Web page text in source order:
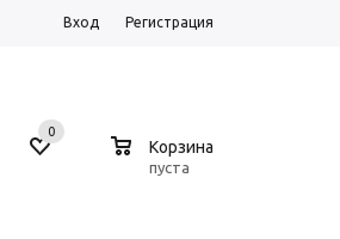
Вход Регистрация
0
Корзина
пуста